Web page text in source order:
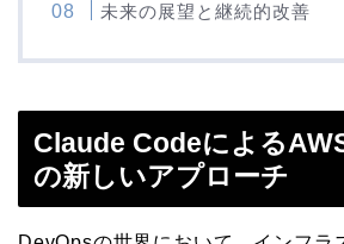
未来の展望と継続的改善
Claude Codeによる
の新しいアプローチ